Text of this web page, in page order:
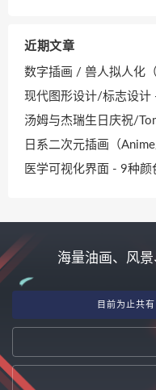
近期文章
数字插画 / 兽人拟人化
现代图形设计/标志设计
汤姆与杰瑞生日庆祝/
日系二次元插画（
医学可视化界面 - 9种颜
海量油画、风
目前为止共